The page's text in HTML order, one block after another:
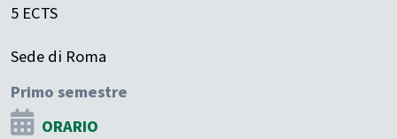
5 ECTS
Sede di Roma
Primo semestre
ORARIO